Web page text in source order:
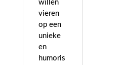
willen
vieren
op een
unieke
en
humoris